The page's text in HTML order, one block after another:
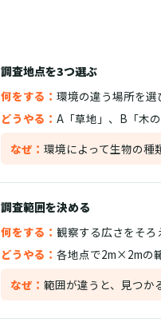
調査地点を3つ選ぶ
何をする： 環境の違う場所を選
どうやる： A「草地」、B「木
なぜ： 環境によって生物の種
調査範囲を決める
何をする： 観察する広さをそろ
どうやる： 各地点で2m×2mの
なぜ： 範囲が違うと、見つか